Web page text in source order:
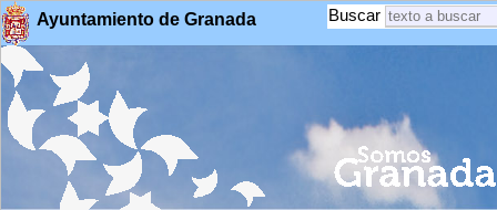
Ayuntamiento de Granada Buscar